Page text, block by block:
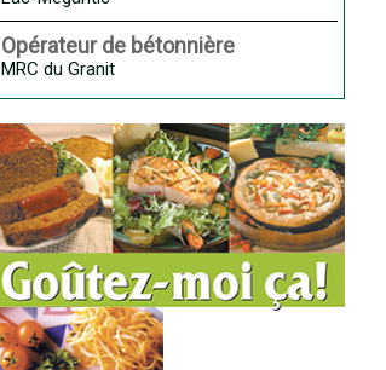
Opérateur de bétonnière
MRC du Granit